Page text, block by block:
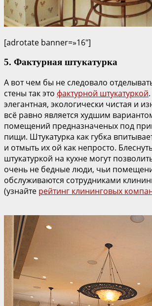
[adrotate banner=»16″]
5. Фактурная штукатурка
А вот чем бы не следовало
стены так это фактурной штукатуркой
элегантная, экологически чистая и
всё равно является худшим
помещений предназначеных под
пищи. Штукатурка как губка
и отмыть их ой как непросто.
штукатуркой на кухне могут
очень не бедные люди, чьи
обслуживаются сотрудниками
(узнайте рейтинг клининговых